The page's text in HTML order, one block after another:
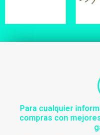
Para cualquier
compras con